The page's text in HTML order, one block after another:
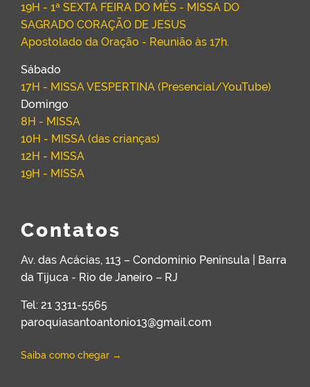
19H - 1ª SEXTA FEIRA DO MÊS - MISSA DO
SAGRADO CORAÇÃO DE JESUS
Apostolado da Oração - Reunião às 17h.
Sábado
17H - MISSA VESPERTINA (Presencial/YouTube)
Domingo
8H - MISSA
10H - MISSA (das crianças)
12H - MISSA
19H - MISSA
Contatos
Av. das Acácias, 113 – Condomínio Península | Barra
da Tijuca - Rio de Janeiro – RJ
Tel: 21 3311-5565
paroquiasantoantonio13@gmail.com
Saiba como chegar →